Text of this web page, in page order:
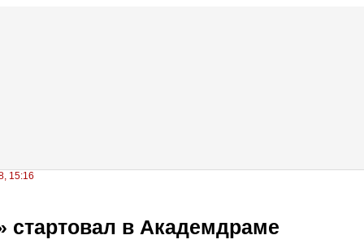
15:16
стартовал в Академдраме